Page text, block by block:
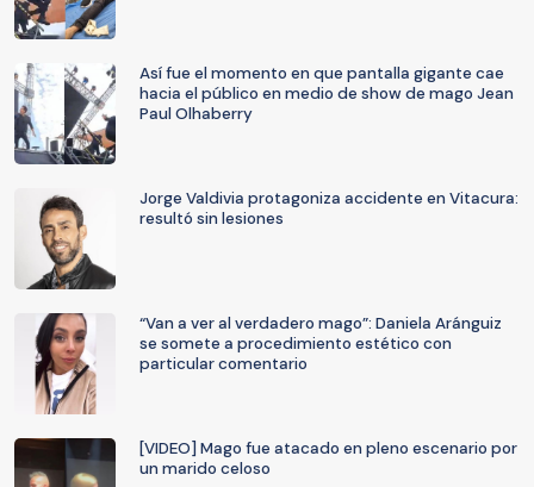
Así fue el momento en que pantalla gigante cae
hacia el público en medio de show de mago Jean
Paul Olhaberry
Jorge Valdivia protagoniza accidente en Vitacura:
resultó sin lesiones
“Van a ver al verdadero mago”: Daniela Aránguiz
se somete a procedimiento estético con
particular comentario
[VIDEO] Mago fue atacado en pleno escenario por
un marido celoso